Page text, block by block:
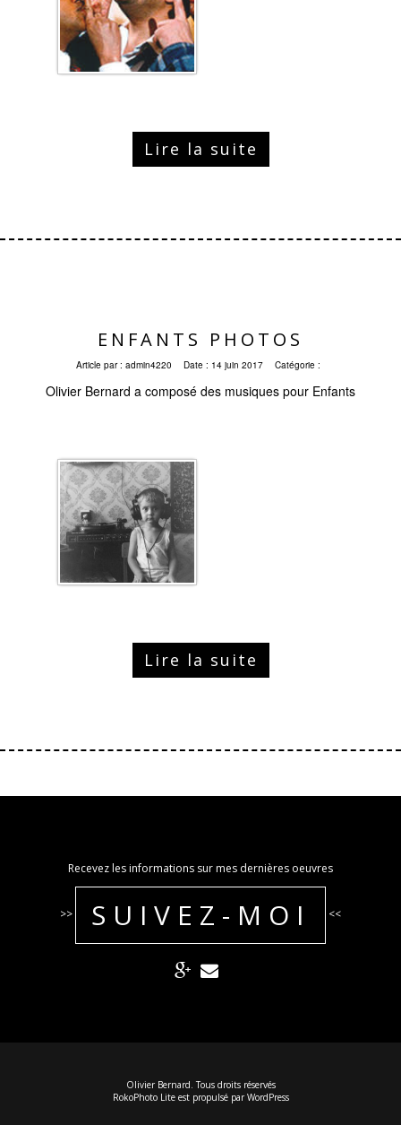
Lire la suite
ENFANTS PHOTOS
Article par : admin4220 Date : 14 juin 2017 Catégorie :
Olivier Bernard a composé des musiques pour Enfants
Lire la suite
Recevez les informations sur mes dernières oeuvres
>> SUIVEZ-MOI <<
Olivier Bernard. Tous droits réservés
RokoPhoto Liteest propulsé par WordPress